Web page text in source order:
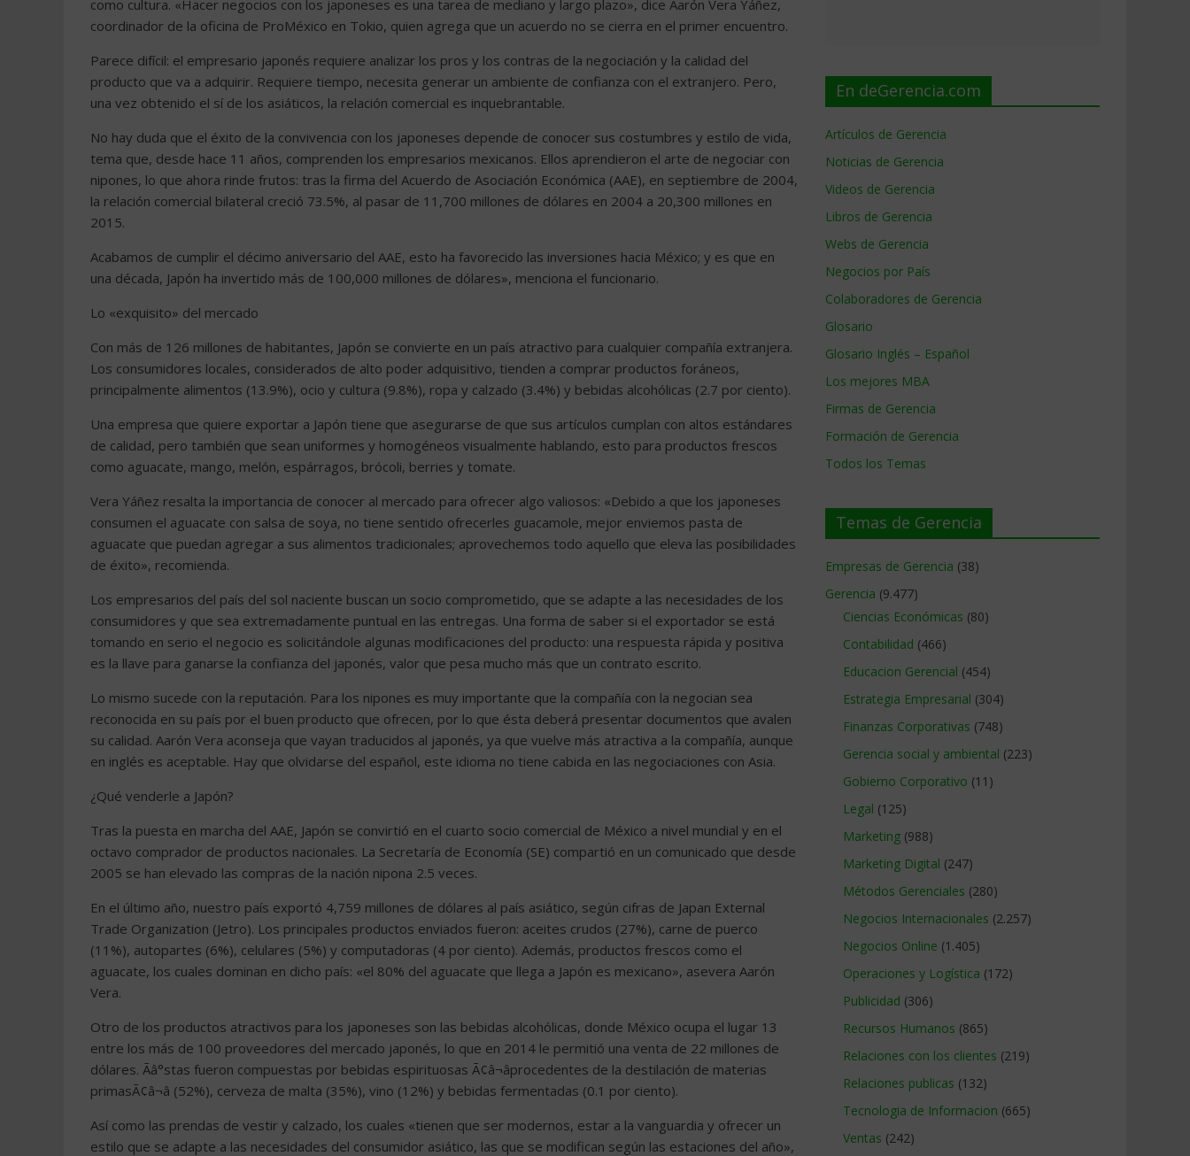
como cultura. «Hacer negocios con los japoneses es una tarea de mediano y largo plazo», dice Aarón Vera Yáñez,
coordinador de la oficina de ProMéxico en Tokio, quien agrega que un acuerdo no se cierra en el primer encuentro.
Parece difícil: el empresario japonés requiere analizar los pros y los contras de la negociación y la calidad del
producto que va a adquirir. Requiere tiempo, necesita generar un ambiente de confianza con el extranjero. Pero,
una vez obtenido el sí de los asiáticos, la relación comercial es inquebrantable.
No hay duda que el éxito de la convivencia con los japoneses depende de conocer sus costumbres y estilo de vida,
tema que, desde hace 11 años, comprenden los empresarios mexicanos. Ellos aprendieron el arte de negociar con
nipones, lo que ahora rinde frutos: tras la firma del Acuerdo de Asociación Económica (AAE), en septiembre de 2004,
la relación comercial bilateral creció 73.5%, al pasar de 11,700 millones de dólares en 2004 a 20,300 millones en
2015.
Acabamos de cumplir el décimo aniversario del AAE, esto ha favorecido las inversiones hacia México; y es que en
una década, Japón ha invertido más de 100,000 millones de dólares», menciona el funcionario.
Lo «exquisito» del mercado
Con más de 126 millones de habitantes, Japón se convierte en un país atractivo para cualquier compañía extranjera.
Los consumidores locales, considerados de alto poder adquisitivo, tienden a comprar productos foráneos,
principalmente alimentos (13.9%), ocio y cultura (9.8%), ropa y calzado (3.4%) y bebidas alcohólicas (2.7 por ciento).
Una empresa que quiere exportar a Japón tiene que asegurarse de que sus artículos cumplan con altos estándares
de calidad, pero también que sean uniformes y homogéneos visualmente hablando, esto para productos frescos
como aguacate, mango, melón, espárragos, brócoli, berries y tomate.
Vera Yáñez resalta la importancia de conocer al mercado para ofrecer algo valiosos: «Debido a que los japoneses
consumen el aguacate con salsa de soya, no tiene sentido ofrecerles guacamole, mejor enviemos pasta de
aguacate que puedan agregar a sus alimentos tradicionales; aprovechemos todo aquello que eleva las posibilidades
de éxito», recomienda.
Los empresarios del país del sol naciente buscan un socio comprometido, que se adapte a las necesidades de los
consumidores y que sea extremadamente puntual en las entregas. Una forma de saber si el exportador se está
tomando en serio el negocio es solicitándole algunas modificaciones del producto: una respuesta rápida y positiva
es la llave para ganarse la confianza del japonés, valor que pesa mucho más que un contrato escrito.
Lo mismo sucede con la reputación. Para los nipones es muy importante que la compañía con la negocian sea
reconocida en su país por el buen producto que ofrecen, por lo que ésta deberá presentar documentos que avalen
su calidad. Aarón Vera aconseja que vayan traducidos al japonés, ya que vuelve más atractiva a la compañía, aunque
en inglés es aceptable. Hay que olvidarse del español, este idioma no tiene cabida en las negociaciones con Asia.
¿Qué venderle a Japón?
Tras la puesta en marcha del AAE, Japón se convirtió en el cuarto socio comercial de México a nivel mundial y en el
octavo comprador de productos nacionales. La Secretaría de Economía (SE) compartió en un comunicado que desde
2005 se han elevado las compras de la nación nipona 2.5 veces.
En el último año, nuestro país exportó 4,759 millones de dólares al país asiático, según cifras de Japan External
Trade Organization (Jetro). Los principales productos enviados fueron: aceites crudos (27%), carne de puerco
(11%), autopartes (6%), celulares (5%) y computadoras (4 por ciento). Además, productos frescos como el
aguacate, los cuales dominan en dicho país: «el 80% del aguacate que llega a Japón es mexicano», asevera Aarón
Vera.
Otro de los productos atractivos para los japoneses son las bebidas alcohólicas, donde México ocupa el lugar 13
entre los más de 100 proveedores del mercado japonés, lo que en 2014 le permitió una venta de 22 millones de
dólares. Ãâ°stas fueron compuestas por bebidas espirituosas Ã¢â¬âprocedentes de la destilación de materias
primasÃ¢â¬â (52%), cerveza de malta (35%), vino (12%) y bebidas fermentadas (0.1 por ciento).
Así como las prendas de vestir y calzado, los cuales «tienen que ser modernos, estar a la vanguardia y ofrecer un
estilo que se adapte a las necesidades del consumidor asiático, las que se modifican según las estaciones del año»,
En deGerencia.com
Artículos de Gerencia
Noticias de Gerencia
Videos de Gerencia
Libros de Gerencia
Webs de Gerencia
Negocios por País
Colaboradores de Gerencia
Glosario
Glosario Inglés – Español
Los mejores MBA
Firmas de Gerencia
Formación de Gerencia
Todos los Temas
Temas de Gerencia
Empresas de Gerencia (38)
Gerencia (9.477)
Ciencias Económicas (80)
Contabilidad (466)
Educacion Gerencial (454)
Estrategia Empresarial (304)
Finanzas Corporativas (748)
Gerencia social y ambiental (223)
Gobierno Corporativo (11)
Legal (125)
Marketing (988)
Marketing Digital (247)
Métodos Gerenciales (280)
Negocios Internacionales (2.257)
Negocios Online (1.405)
Operaciones y Logística (172)
Publicidad (306)
Recursos Humanos (865)
Relaciones con los clientes (219)
Relaciones publicas (132)
Tecnologia de Informacion (665)
Ventas (242)